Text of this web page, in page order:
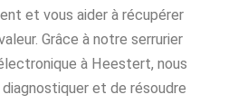
et vous aider à récupérer
Grâce à notre serrurier
à Heestert, nous
et de résoudre